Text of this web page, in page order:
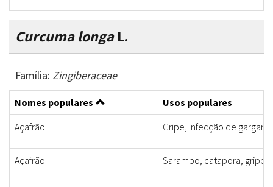
Curcuma longaL.
Família: Zingiberaceae
Nomes populares
Usos populares
Açafrão
Gripe, infecção de garganta
Açafrão Sarampo, catapora, gripe